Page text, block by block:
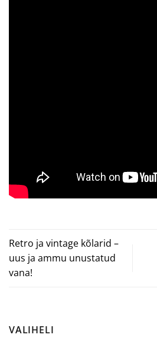
VALIHELI
Retro ja vintage kõlarid –
uus ja ammu unustatud
vana!